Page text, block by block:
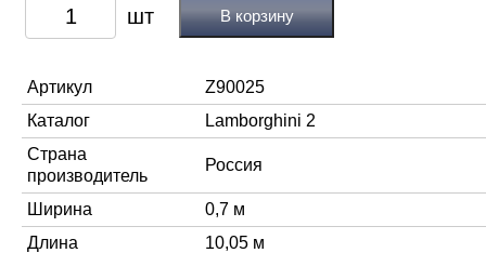
В корзину
Артикул
Z90025
Каталог
Lamborghini 2
Страна
производитель
Россия
Ширина
0,7 м
Длина
10,05 м